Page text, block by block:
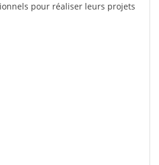
pour réaliser leurs projets